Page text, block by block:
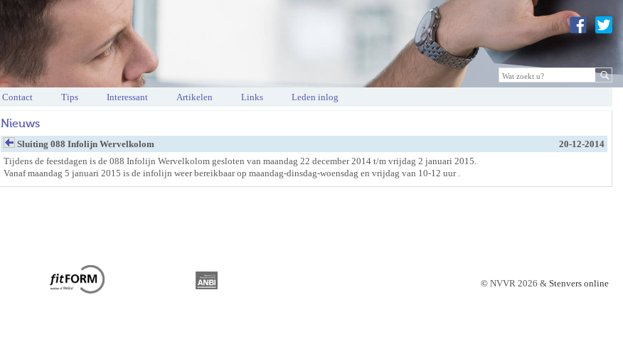
Contact Tips Interessant Artikelen Links Leden inlog
Nieuws
Sluiting 088 Infolijn Wervelkolom
20-12-2014
Tijdens de feestdagen is de 088 Infolijn Wervelkolom gesloten van maandag 22 december 2014 t/m vrijdag 2 januari 2015.
Vanaf maandag 5 januari 2015 is de infolijn weer bereikbaar op maandag-dinsdag-woensdag en vrijdag van 10-12 uur .
© NVVR 2026 & Stenvers online